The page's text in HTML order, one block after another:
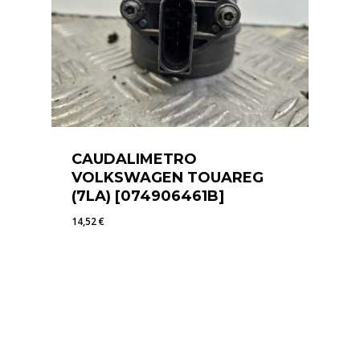
CAUDALIMETRO
VOLKSWAGEN TOUAREG
(7LA) [074906461B]
14,52€